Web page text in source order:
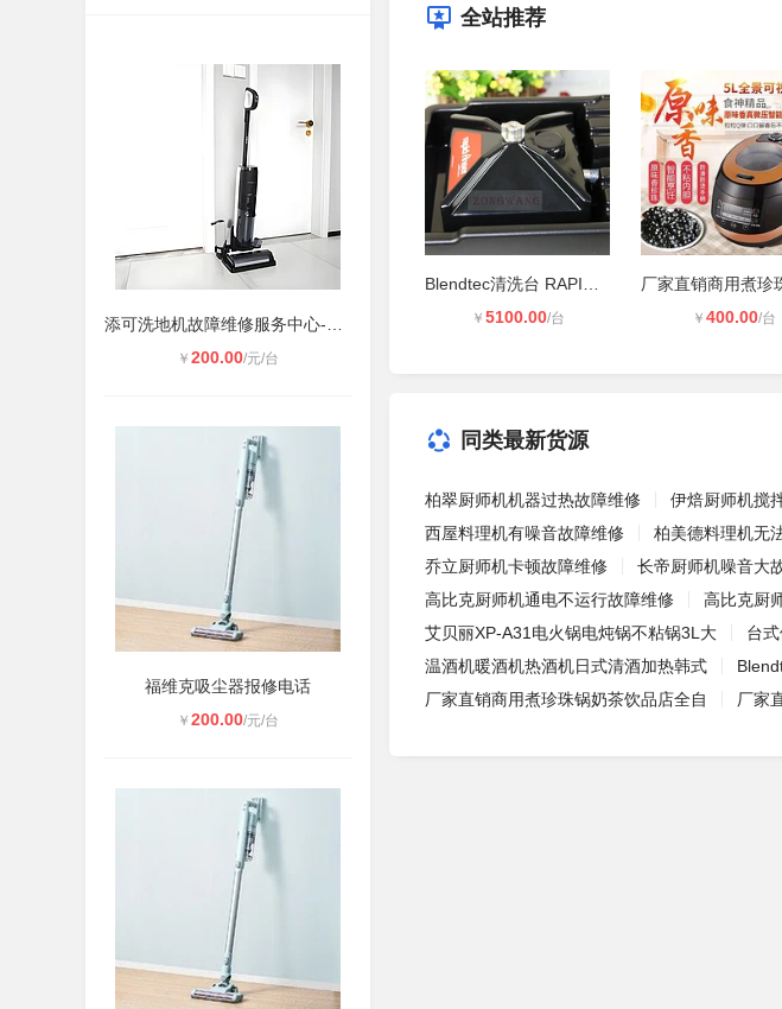
￥ 200.00/元/台
福维克吸尘器报修电话
￥ 200.00/元/台
全站推荐
￥ 5100.00/台 ￥ 400.00/台
同类最新货源
柏翠厨师机机器过热故障维修 伊焙厨师机搅
西屋料理机有噪音故障维修
柏美德料理机无
乔立厨师机卡顿故障维修
长帝厨师机噪音大
高比克厨师机通电不运行故障维修
高比克厨
艾贝丽XP-A31电火锅电炖锅不粘锅3L大
台
温酒机暖酒机热酒机日式清酒加热韩式
厂家直销商用煮珍珠锅奶茶饮品店全自
厂家